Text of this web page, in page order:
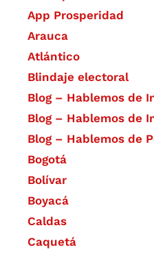
App Prosperidad
Arauca
Atlántico
Blindaje electoral
Blog – Hablemos de
Blog – Hablemos de
Blog – Hablemos de
Bogotá
Bolívar
Boyacá
Caldas
Caquetá